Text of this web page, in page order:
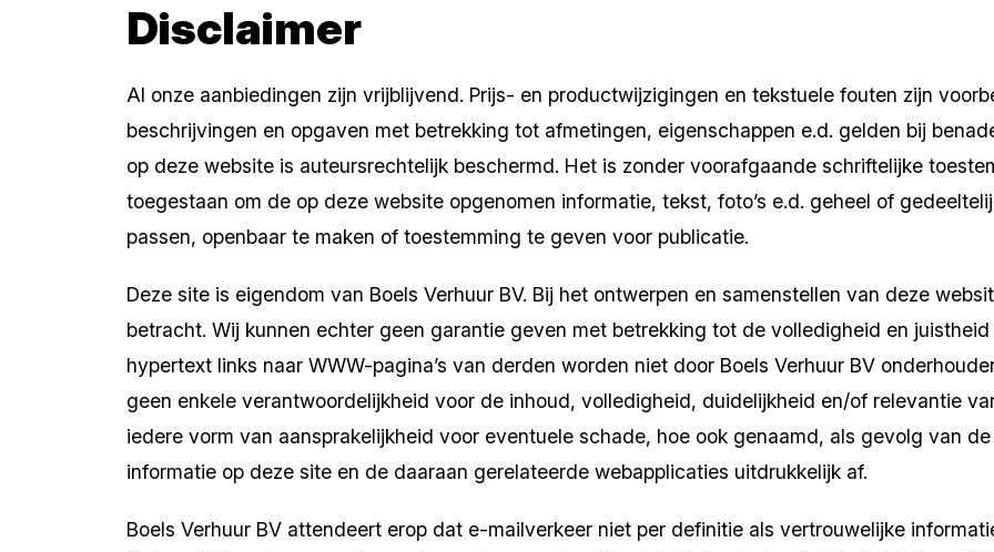
Disclaimer
Al onze aanbiedingen zijn vrijblijvend. Prijs- en productwijzigingen en tekstuele fouten zijn
beschrijvingen en opgaven met betrekking tot afmetingen, eigenschappen e.d. gelden bij
op deze website is auteursrechtelijk beschermd. Het is zonder voorafgaande schriftelijke
toegestaan om de op deze website opgenomen informatie, tekst, foto’s e.d. geheel of
passen, openbaar te maken of toestemming te geven voor publicatie.
Deze site is eigendom van Boels Verhuur BV. Bij het ontwerpen en samen­stellen van deze
betracht. Wij kunnen echter geen garantie geven met betrekking tot de volledigheid en
hypertext links naar WWW-pagina’s van derden worden niet door Boels Verhuur BV
geen enkele verantwoordelijkheid voor de inhoud, volledigheid, duidelijkheid en/of relevantie
iedere vorm van aansprakelijkheid voor eventuele schade, hoe ook genaamd, als gevolg van
informatie op deze site en de daaraan gerelateerde webapplicaties uitdrukkelijk af.
Boels Verhuur BV attendeert erop dat e-mailverkeer niet per definitie als vertrouwelijke